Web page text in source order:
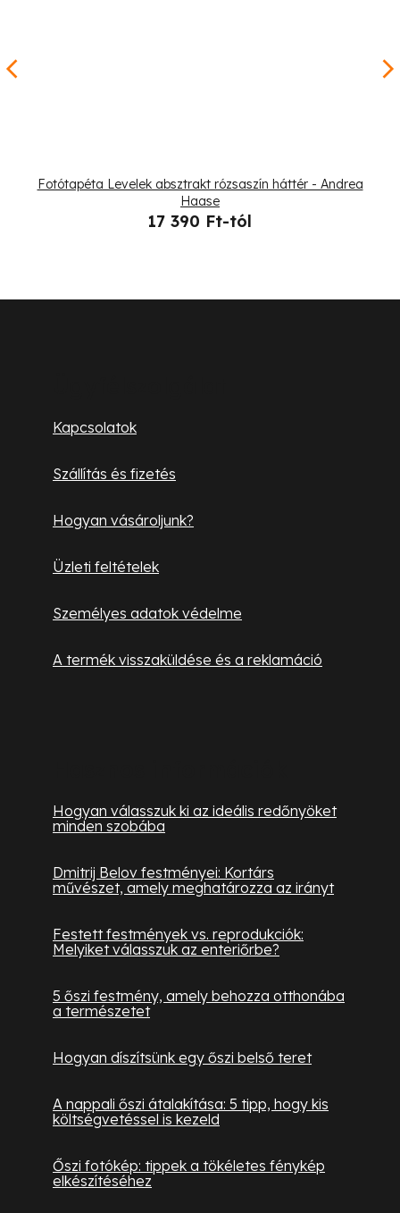
Fotótapéta Levelek absztrakt rózsaszín háttér - Andrea
Haase
17 390 Ft-tól
Kapcsolatok
Szállítás és fizetés
Hogyan vásároljunk?
Üzleti feltételek
Személyes adatok védelme
A termék visszaküldése és a reklamáció
Hogyan válasszuk ki az ideális redőnyöket
minden szobába
Dmitrij Belov festményei: Kortárs
művészet, amely meghatározza az irányt
Festett festmények vs. reprodukciók:
Melyiket válasszuk az enteriőrbe?
5 őszi festmény, amely behozza otthonába
a természetet
Hogyan díszítsünk egy őszi belső teret
A nappali őszi átalakítása: 5 tipp, hogy kis
költségvetéssel is kezeld
Őszi fotókép: tippek a tökéletes fénykép
elkészítéséhez